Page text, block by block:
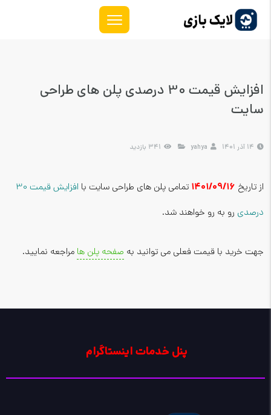
افزایش قیمت 30 درصدی پلن های طراحی
سایت
14 آذر 1401 yahya 341 بازدید
از تاریخ 1401/09/16 تمامی پلن های طراحی سایت با
افزایش قیمت 30
درصدی رو به رو خواهند شد.
جهت خرید با قیمت فعلی می توانید به صفحه پلن ها مراجعه نمایید.
پنل خدمات اینستاگرام